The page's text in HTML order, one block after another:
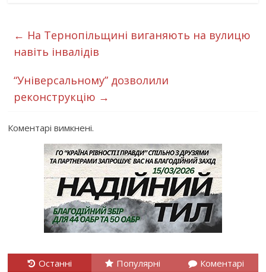
← На Тернопільщині виганяють на вулицю
навіть інвалідів
“Універсальному” дозволили
реконcтрукцію →
Коментарі вимкнені.
Останні Популярні Коментарі